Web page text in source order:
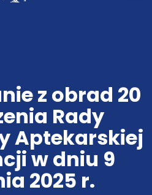
z obrad 20
Rady
Aptekarskiej
w dniu 9
2025 r.